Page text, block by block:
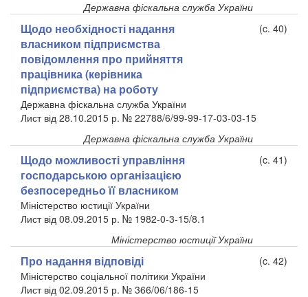
Державна фіскальна служба України
Щодо необхідності надання
власником підприємства
повідомлення про прийняття
працівника (керівника
підприємства) на роботу
(c. 40)
Державна фіскальна служба України
Лист від 28.10.2015 р. № 22788/6/99-99-17-03-03-15
Державна фіскальна служба України
Щодо можливості управління
господарською організацією
безпосередньо її власником
(c. 41)
Міністерство юстиції України
Лист від 08.09.2015 р. № 1982-0-3-15/8.1
Міністерство юстиції України
Про надання відповіді
(c. 42)
Міністерство соціальної політики України
Лист від 02.09.2015 р. № 366/06/186-15